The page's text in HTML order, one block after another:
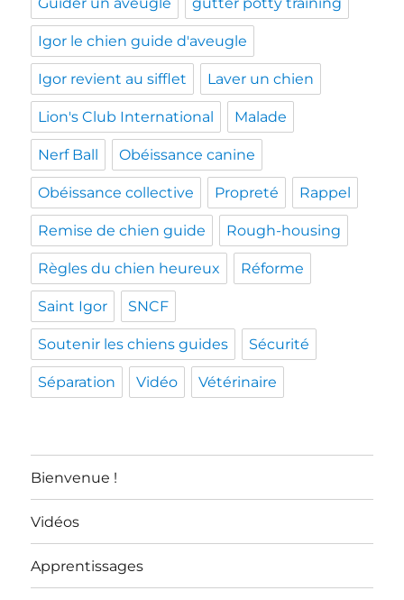
Igor le chien guide d'aveugle
Igor revient au sifflet Laver un chien
Lion's Club International Malade
Nerf Ball Obéissance canine
Obéissance collective Propreté Rappel
Remise de chien guide Rough-housing
Règles du chien heureux Réforme
Saint Igor SNCF
Soutenir les chiens guides Sécurité
Séparation Vidéo Vétérinaire
Bienvenue !
Vidéos
Apprentissages